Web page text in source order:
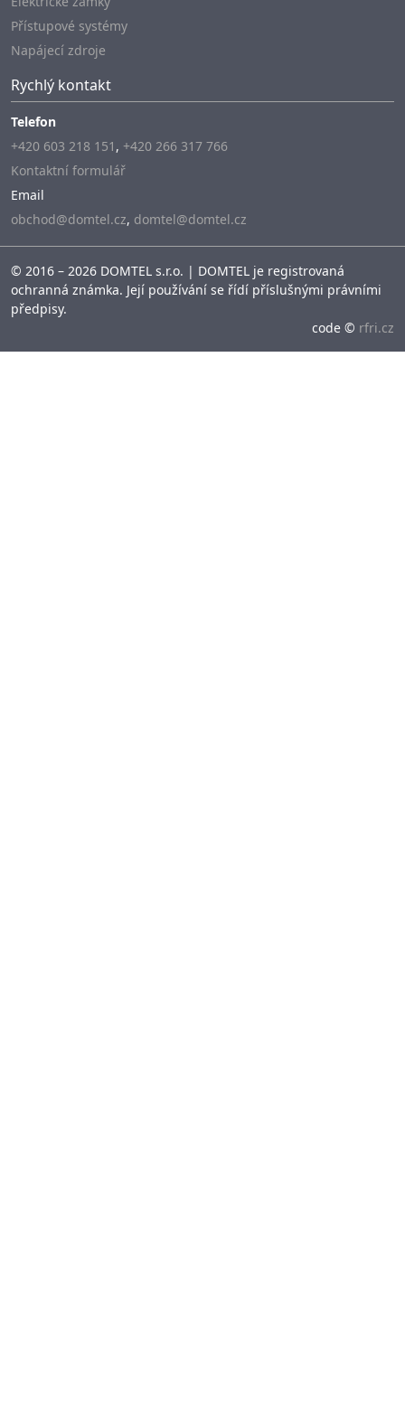
Přístupové systémy
Napájecí zdroje
Rychlý kontakt
Telefon
+420 603 218 151 , +420 266 317 766
Kontaktní formulář
Email
obchod@domtel.cz, domtel@domtel.cz
© 2016 – 2026 DOMTEL s.r.o. | DOMTEL je registrovaná
ochranná známka. Její používání se řídí příslušnými právními
předpisy.
code © rfri.cz